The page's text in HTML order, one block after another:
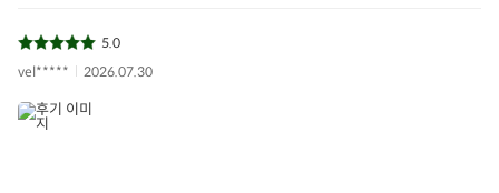
5.0
vel*****
2026.07.30